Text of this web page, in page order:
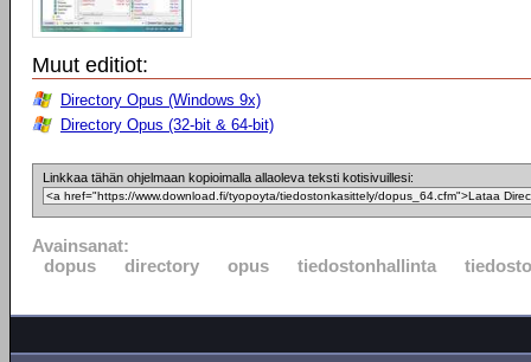
Muut editiot:
Directory Opus (Windows 9x)
Directory Opus (32-bit & 64-bit)
Linkkaa tähän ohjelmaan kopioimalla allaoleva teksti kotisivuillesi:
Avainsanat:
dopus
directory opus tiedostonhallinta